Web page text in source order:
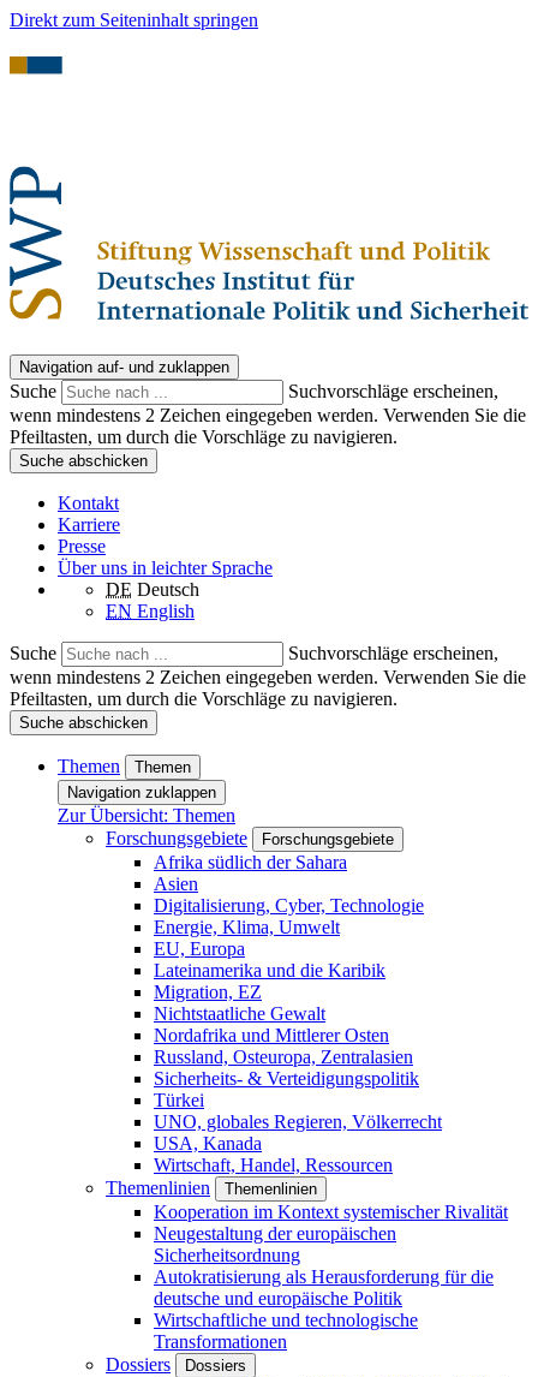
Direkt zum Seiteninhalt springen
Navigation auf- und zuklappen
Suche
Suchvorschläge erscheinen,
wenn mindestens 2 Zeichen eingegeben werden. Verwenden Sie die
Pfeiltasten, um durch die Vorschläge zu navigieren.
Suche abschicken
Kontakt
Karriere
Presse
Über uns in leichter Sprache
DE Deutsch
EN English
Suche
Suchvorschläge erscheinen,
wenn mindestens 2 Zeichen eingegeben werden. Verwenden Sie die
Pfeiltasten, um durch die Vorschläge zu navigieren.
Suche abschicken
Themen
Themen
Navigation zuklappen
Zur Übersicht: Themen
Forschungsgebiete
Forschungsgebiete
Afrika südlich der Sahara
Asien
Digitalisierung, Cyber, Technologie
Energie, Klima, Umwelt
EU, Europa
Lateinamerika und die Karibik
Migration, EZ
Nichtstaatliche Gewalt
Nordafrika und Mittlerer Osten
Russland, Osteuropa, Zentralasien
Sicherheits- & Verteidigungspolitik
Türkei
UNO, globales Regieren, Völkerrecht
USA, Kanada
Wirtschaft, Handel, Ressourcen
Themenlinien
Themenlinien
Kooperation im Kontext systemischer Rivalität
Neugestaltung der europäischen
Sicherheitsordnung
Autokratisierung als Herausforderung für die
deutsche und europäische Politik
Wirtschaftliche und technologische
Transformationen
Dossiers
Dossiers